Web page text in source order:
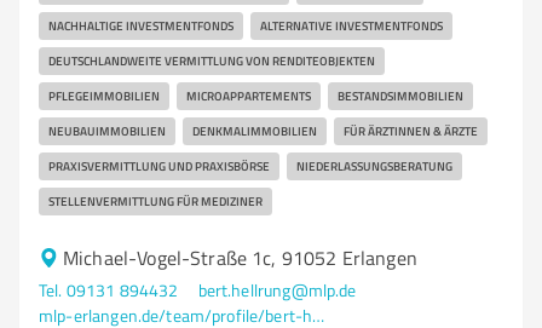
NACHHALTIGE INVESTMENTFONDS ALTERNATIVE INVESTMENTFONDS
DEUTSCHLANDWEITE VERMITTLUNG VON RENDITEOBJEKTEN
PFLEGEIMMOBILIEN MICROAPPARTEMENTS BESTANDSIMMOBILIEN
NEUBAUIMMOBILIEN DENKMALIMMOBILIEN FÜR ÄRZTINNEN & ÄRZTE
PRAXISVERMITTLUNG UND PRAXISBÖRSE NIEDERLASSUNGSBERATUNG
STELLENVERMITTLUNG FÜR MEDIZINER
Michael-Vogel-Straße 1c, 91052 Erlangen
Tel. 09131 894432
bert.hellrung@mlp.de
mlp-erlangen.de/team/profile/bert-hellrung/